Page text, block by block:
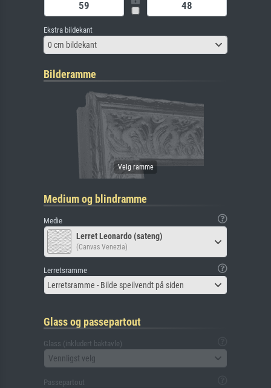
Ekstra bildekant
0 cm bildekant
Bilderamme
Medium og blindramme
Medie
Lerret Leonardo (sateng)
(Canvas Venezia)
Lerretsramme
Lerretsramme - Bilde speilvendt på siden
Glass og passepartout
Glass (inkludert baktavle)
Vennligst velg
Passepartout